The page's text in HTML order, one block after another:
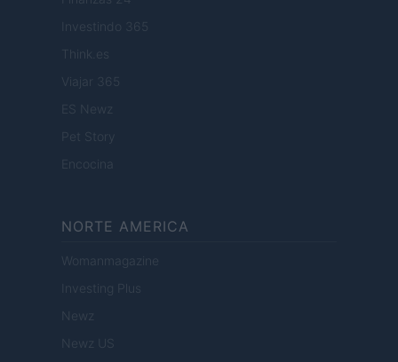
Investindo 365
Think.es
Viajar 365
ES Newz
Pet Story
Encocina
NORTE AMERICA
Womanmagazine
Investing Plus
Newz
Newz US